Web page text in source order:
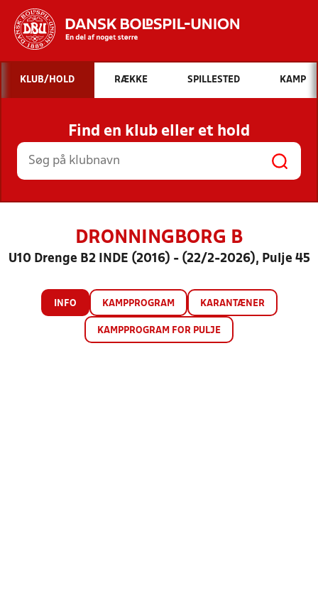
Hvad vil du søge efter?
INDHOLD OG NYHEDER
STILLINGER, RESULTATER, KLUBBER OG
HOLD
KLUB/HOLD RÆKKE SPILLESTED KAMP
Find en klub eller et hold
DRONNINGBORG B
U10 Drenge B2 INDE (2016) - (22/2-2026), Pulje 45
INFO KAMPPROGRAM KARANTÆNER
KAMPPROGRAM FOR PULJE